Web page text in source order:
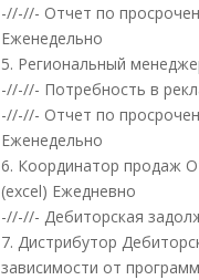
-//-//- Отчет по
Еженедельно
5. Региональный
-//-//- Потребность в
-//-//- Отчет по
Еженедельно
6. Координатор продаж
(excel) Ежедневно
-//-//- Дебиторская
7. Дистрибутор
зависимости от